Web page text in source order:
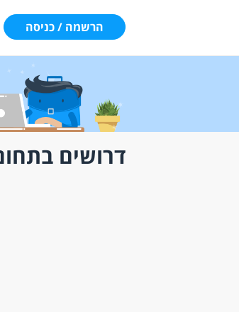
הרשמה / כניסה
דרושים